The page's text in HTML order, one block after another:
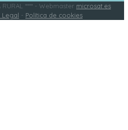
RURAL **** - Webmaster microsat.es
Legal - Política de cookies